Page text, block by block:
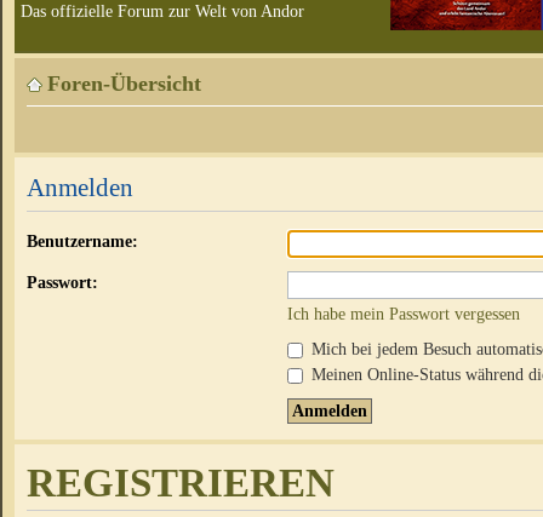
Das offizielle Forum zur Welt von Andor
Foren-Übersicht
Anmelden
Benutzername:
Passwort:
Ich habe mein Passwort vergessen
Mich bei jedem Besuch
Meinen Online-Status während
REGISTRIEREN